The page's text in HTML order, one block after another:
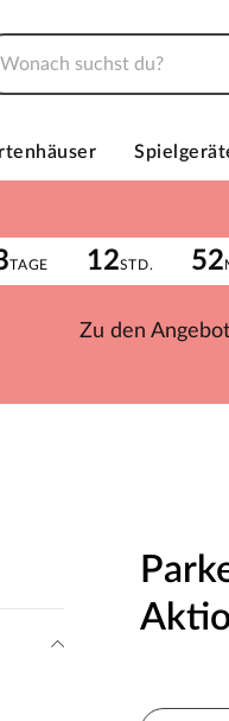
TAGE 12STD. 52
Zu den